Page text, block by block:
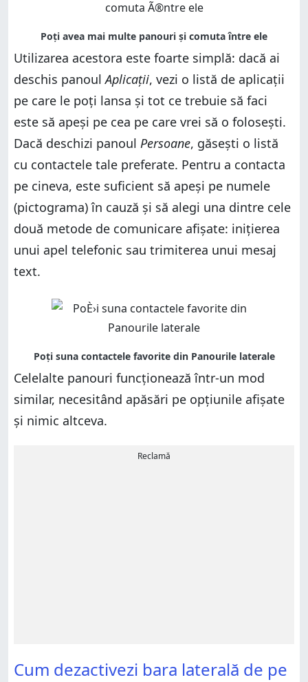
Utilizarea acestora este foarte simplă: dacă ai
deschis panoulAplicații, vezi o listă de aplicații
pe care le poți lansa și tot ce trebuie să faci
este să apeși pe cea pe care vrei să o folosești.
Dacă deschizi panoul Persoane, găsești o listă
cu contactele tale preferate. Pentru a contacta
pe cineva, este suficient să apeși pe numele
(pictograma) în cauză și să alegi una dintre cele
două metode de comunicare afișate: inițierea
unui apel telefonic sau trimiterea unui mesaj
text.
Celelalte panouri funcționează într-un mod
similar, necesitând apăsări pe opțiunile afișate
și nimic altceva.
Reclamă
Cum dezactivezi bara laterală de pe